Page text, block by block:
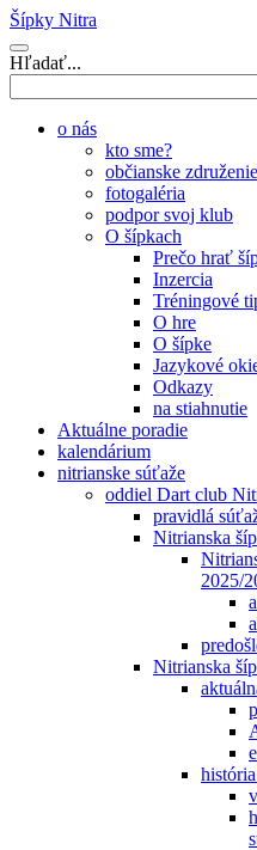
Šípky Nitra
Hľadať...
o nás
kto sme?
občianske
fotogaléria
podpor svoj klub
O šípkach
Prečo hrať
Inzercia
Tréningové
O hre
O šípke
Jazykové
Odkazy
na stiahnutie
Aktuálne poradie
kalendárium
nitrianske súťaže
oddiel Dart club
pravidlá
Nitrianska
2025/
Nitrianska